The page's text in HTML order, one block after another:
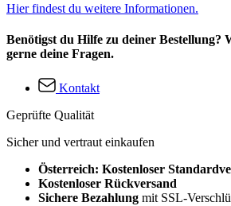
Hier findest du weitere Informationen.
Benötigst du Hilfe zu deiner Bestellung?
gerne deine Fragen.
Kontakt
Geprüfte Qualität
Sicher und vertraut einkaufen
Österreich: Kostenloser
Kostenloser Rückversand
Sichere Bezahlung mit SSL-